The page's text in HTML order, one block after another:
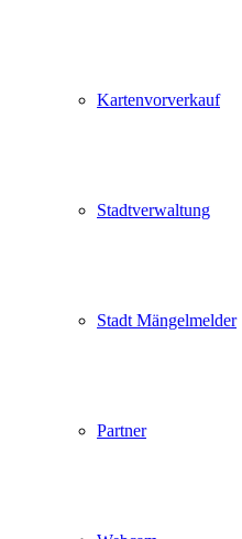
Kartenvorverkauf
Stadtverwaltung
Stadt Mängelmelder
Partner